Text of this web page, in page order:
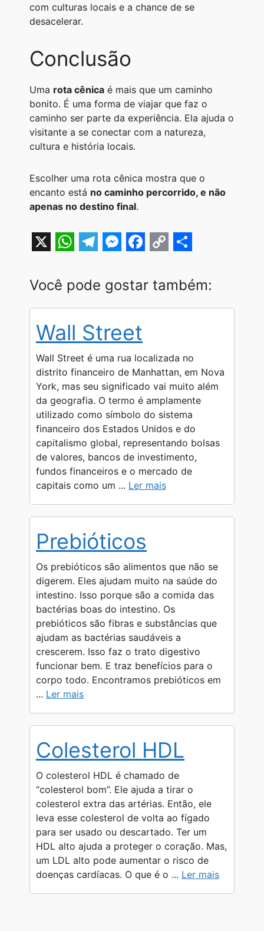
com culturas locais e a chance de se
desacelerar.
Conclusão
Uma rota cênica é mais que um caminho
bonito. É uma forma de viajar que faz o
caminho ser parte da experiência. Ela ajuda o
visitante a se conectar com a natureza,
cultura e história locais.
Escolher uma rota cênica mostra que o
encanto está no caminho percorrido, e não
apenas no destino final.
h
a
s
A
p
p
e
l
g
r
a
m
e
s
e
n
g
e
r
a
c
b
o
o
k
o
p
i
n
k
h
a
Você pode gostar também:
Wall Street
Wall Street é uma rua localizada no
distrito financeiro de Manhattan, em Nova
York, mas seu significado vai muito além
da geografia. O termo é amplamente
utilizado como símbolo do sistema
financeiro dos Estados Unidos e do
capitalismo global, representando bolsas
de valores, bancos de investimento,
fundos financeiros e o mercado de
capitais como um ... Ler mais
Prebióticos
Os prebióticos são alimentos que não se
digerem. Eles ajudam muito na saúde do
intestino. Isso porque são a comida das
bactérias boas do intestino. Os
prebióticos são fibras e substâncias que
ajudam as bactérias saudáveis a
crescerem. Isso faz o trato digestivo
funcionar bem. E traz benefícios para o
corpo todo. Encontramos prebióticos em
... Ler mais
Colesterol HDL
O colesterol HDL é chamado de
“colesterol bom”. Ele ajuda a tirar o
colesterol extra das artérias. Então, ele
leva esse colesterol de volta ao fígado
para ser usado ou descartado. Ter um
HDL alto ajuda a proteger o coração. Mas,
um LDL alto pode aumentar o risco de
doenças cardíacas. O que é o ... Ler mais